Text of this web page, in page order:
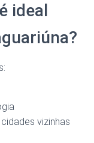
ideal
vizinhas